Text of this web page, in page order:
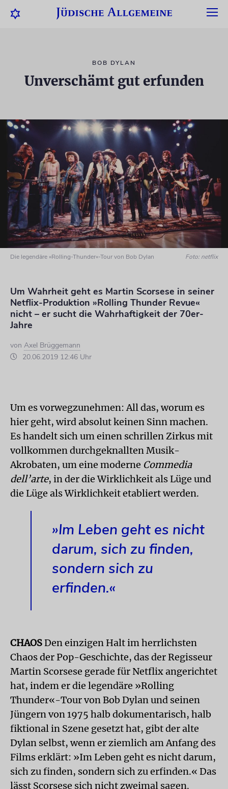
BOB DYLAN
Unverschämt gut erfunden
Die legendäre »Rolling-Thunder«-Tour von Bob Dylan Foto: netflix
Um Wahrheit geht es Martin Scorsese in seiner
Netflix-Produktion »Rolling Thunder Revue«
nicht – er sucht die Wahrhaftigkeit der 70er-
Jahre
von Axel Brüggemann
20.06.2019 12:46 Uhr
Um es vorwegzunehmen: All das, worum es
hier geht, wird absolut keinen Sinn machen.
Es handelt sich um einen schrillen Zirkus mit
vollkommen durchgeknallten Musik-
Akrobaten, um eine moderne Commedia
dell’arte, in der die Wirklichkeit als Lüge und
die Lüge als Wirklichkeit etabliert werden.
»Im Leben geht es nicht
darum, sich zu finden,
sondern sich zu
erfinden.«
CHAOSDen einzigen Halt im herrlichsten
Chaos der Pop-Geschichte, das der Regisseur
Martin Scorsese gerade für Netflix angerichtet
hat, indem er die legendäre »Rolling
Thunder«-Tour von Bob Dylan und seinen
Jüngern von 1975 halb dokumentarisch, halb
fiktional in Szene gesetzt hat, gibt der alte
Dylan selbst, wenn er ziemlich am Anfang des
Films erklärt: »Im Leben geht es nicht darum,
sich zu finden, sondern sich zu erfinden.« Das
lässt Scorsese sich nicht zweimal sagen.